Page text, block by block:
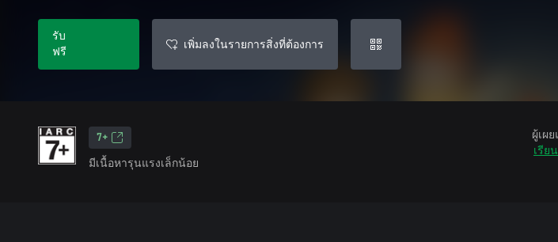
รับ
ฟรี
เพิ่มลงในรายการสิ่งที่ต้องการ
7+
มีเนื้อหารุนแรงเล็กน้อย
ผู้เผ
เรีย